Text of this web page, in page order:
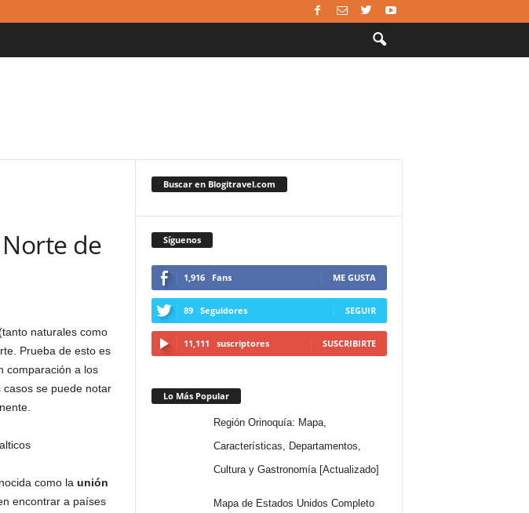
de
naturales como
Prueba de esto es
comparación a los
se puede notar
como la unión
encontrar a países
Buscar en Blogitravel.com
Síguenos
1,916 Fans ME GUSTA
89 Seguidores SEGUIR
11,111 suscriptores SUSCRIBIRTE
Lo Más Popular
Región Orinoquía: Mapa,
Características, Departamentos,
Cultura y Gastronomía [Actualizado]
Mapa de Estados Unidos Completo